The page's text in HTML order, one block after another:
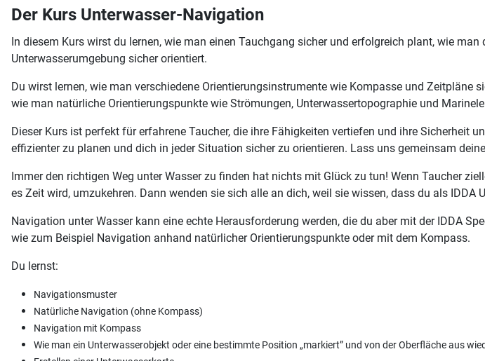
Der Kurs Unterwasser-Navigation
In diesem Kurs wirst du lernen, wie man einen Tauchgang sicher und erfolgreich plant, wie
Unterwasserumgebung sicher orientiert.
Du wirst lernen, wie man verschiedene Orientierungsinstrumente wie Kompasse und
wie man natürliche Orientierungspunkte wie Strömungen, Unterwassertopographie und
Dieser Kurs ist perfekt für erfahrene Taucher, die ihre Fähigkeiten vertiefen und ihre Sicherheit
effizienter zu planen und dich in jeder Situation sicher zu orientieren. Lass uns gemeinsam
Immer den richtigen Weg unter Wasser zu finden hat nichts mit Glück zu tun! Wenn Taucher
es Zeit wird, umzukehren. Dann wenden sie sich alle an dich, weil sie wissen, dass du als IDDA
Navigation unter Wasser kann eine echte Herausforderung werden, die du aber mit der IDDA
wie zum Beispiel Navigation anhand natürlicher Orientierungspunkte oder mit dem Kompass.
Du lernst:
Navigationsmuster
Natürliche Navigation (ohne Kompass)
Navigation mit Kompass
Wie man ein Unterwasserobjekt oder eine bestimmte Position „markiert” und von der Oberfläche aus